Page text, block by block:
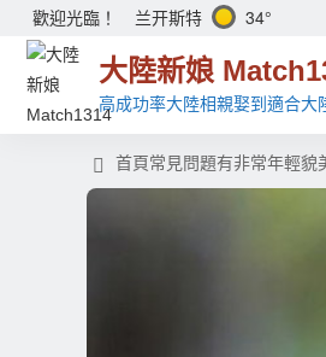
歡迎光臨！ 兰开斯特 34°
大陸新娘
高成功率大陸相親娶到適合大
首頁常見問題有非常年輕貌